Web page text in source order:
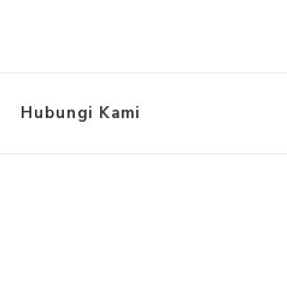
Hubungi Kami